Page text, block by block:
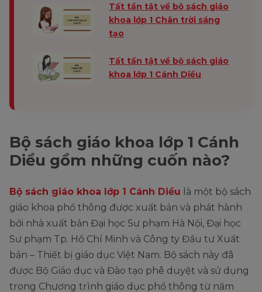
Tất tần tật về bộ sách giáo
khoa lớp 1 Chân trời sáng
tạo
Tất tần tật về bộ sách giáo
khoa lớp 1 Cánh Diều
Bộ sách giáo khoa lớp 1 Cánh
Diều gồm những cuốn nào?
Bộ sách giáo khoa lớp 1 Cánh Diều là một bộ sách
giáo khoa phổ thông được xuất bản và phát hành
bởi nhà xuất bản Đại học Sư phạm Hà Nội, Đại học
Sư phạm Tp. Hồ Chí Minh và Công ty Đầu tư Xuất
bản – Thiết bị giáo dục Việt Nam. Bộ sách này đã
được Bộ Giáo dục và Đào tạo phê duyệt và sử dụng
trong Chương trình giáo dục phổ thông từ năm